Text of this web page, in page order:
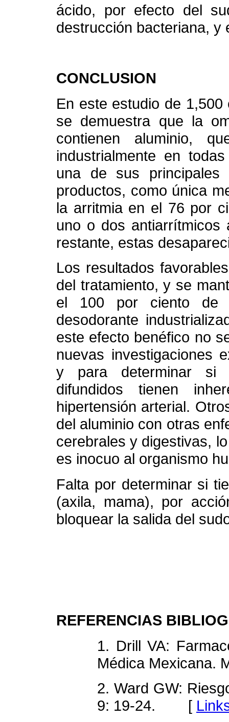
ácido, por efecto del
destrucción bacteriana, y
CONCLUSION
En este estudio de
se demuestra que la
contienen aluminio,
industrialmente en
una de sus
productos, como única
la arritmia en el 76 por
uno o dos
restante, estas
Los resultados
del tratamiento, y se
el 100 por ciento de
desodorante
este efecto benéfico no
nuevas investigaciones
y para determinar si
difundidos tienen
hipertensión arterial.
del aluminio con otras
cerebrales y digestivas,
es inocuo al organismo
Falta por determinar si
(axila, mama), por
bloquear la salida del
REFERENCIAS
1. Drill VA:
Médica
2. Ward GW:
9: 19-24. [